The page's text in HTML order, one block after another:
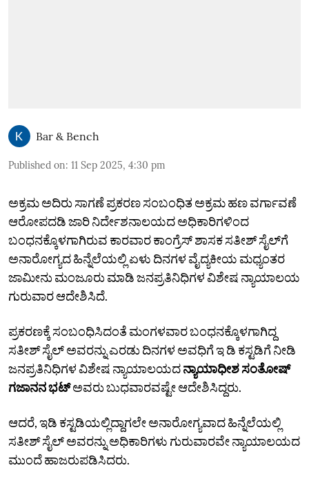
Bar & Bench
Published on: 11 Sep 2025, 4:30 pm
ಅಕ್ರಮ ಅದಿರು ಸಾಗಣೆ ಪ್ರಕರಣ ಸಂಬಂಧಿತ ಅಕ್ರಮ ಹಣ ವರ್ಗಾವಣೆ
ಆರೋಪದಡಿ ಜಾರಿ ನಿರ್ದೇಶನಾಲಯದ ಅಧಿಕಾರಿಗಳಿಂದ
ಬಂಧನಕ್ಕೊಳಗಾಗಿರುವ ಕಾರವಾರ ಕಾಂಗ್ರೆಸ್ ಶಾಸಕ ಸತೀಶ್ ಸೈಲ್‌ಗೆ
ಅನಾರೋಗ್ಯದ ಹಿನ್ನೆಲೆಯಲ್ಲಿ ಏಳು ದಿನಗಳ ವೈದ್ಯಕೀಯ ಮಧ್ಯಂತರ
ಜಾಮೀನು ಮಂಜೂರು ಮಾಡಿ ಜನಪ್ರತಿನಿಧಿಗಳ ವಿಶೇಷ ನ್ಯಾಯಾಲಯ
ಗುರುವಾರ ಆದೇಶಿಸಿದೆ.
ಪ್ರಕರಣಕ್ಕೆ ಸಂಬಂಧಿಸಿದಂತೆ ಮಂಗಳವಾರ ಬಂಧನಕ್ಕೊಳಗಾಗಿದ್ದ
ಸತೀಶ್ ಸೈಲ್ ಅವರನ್ನು ಎರಡು ದಿನಗಳ ಅವಧಿಗೆ ಇ ಡಿ ಕಸ್ಟಡಿಗೆ ನೀಡಿ
ಜನಪ್ರತಿನಿಧಿಗಳ ವಿಶೇಷ ನ್ಯಾಯಾಲಯದನ್ಯಾಯಾಧೀಶ ಸಂತೋಷ್
ಗಜಾನನ ಭಟ್ಅವರು ಬುಧವಾರವಷ್ಟೇ ಆದೇಶಿಸಿದ್ದರು.
ಆದರೆ, ಇಡಿ ಕಸ್ಟಡಿಯಲ್ಲಿದ್ದಾಗಲೇ ಅನಾರೋಗ್ಯವಾದ ಹಿನ್ನೆಲೆಯಲ್ಲಿ
ಸತೀಶ್ ಸೈಲ್ ಅವರನ್ನು ಅಧಿಕಾರಿಗಳು ಗುರುವಾರವೇ ನ್ಯಾಯಾಲಯದ
ಮುಂದೆ ಹಾಜರುಪಡಿಸಿದರು.